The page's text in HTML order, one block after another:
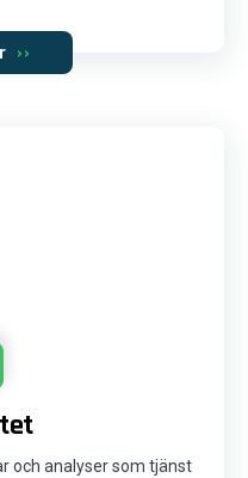
››
och analyser som tjänst